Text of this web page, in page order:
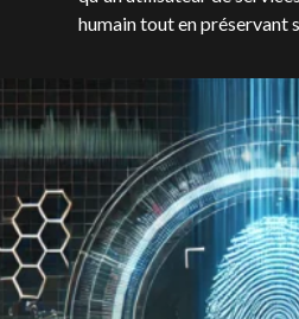
humain tout en préservant